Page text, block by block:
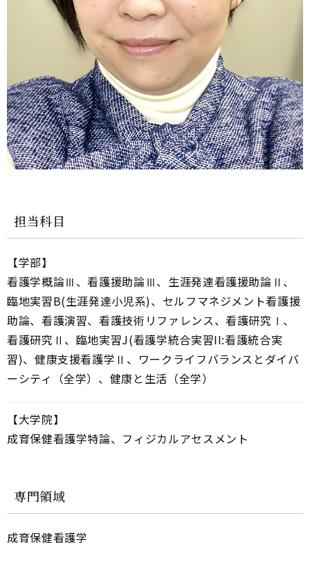
担当科目
【学部】
看護学概論Ⅲ、看護援助論Ⅲ、生涯発達看護援助論Ⅱ、
臨地実習B(生涯発達小児系)、セルフマネジメント看護援
助論、看護演習、看護技術リファレンス、看護研究Ⅰ、
看護研究Ⅱ、臨地実習J(看護学統合実習II:看護統合実
習)、健康支援看護学Ⅱ、ワークライフバランスとダイバ
ーシティ（全学）、健康と生活（全学）
【大学院】
成育保健看護学特論、フィジカルアセスメント
専門領域
成育保健看護学